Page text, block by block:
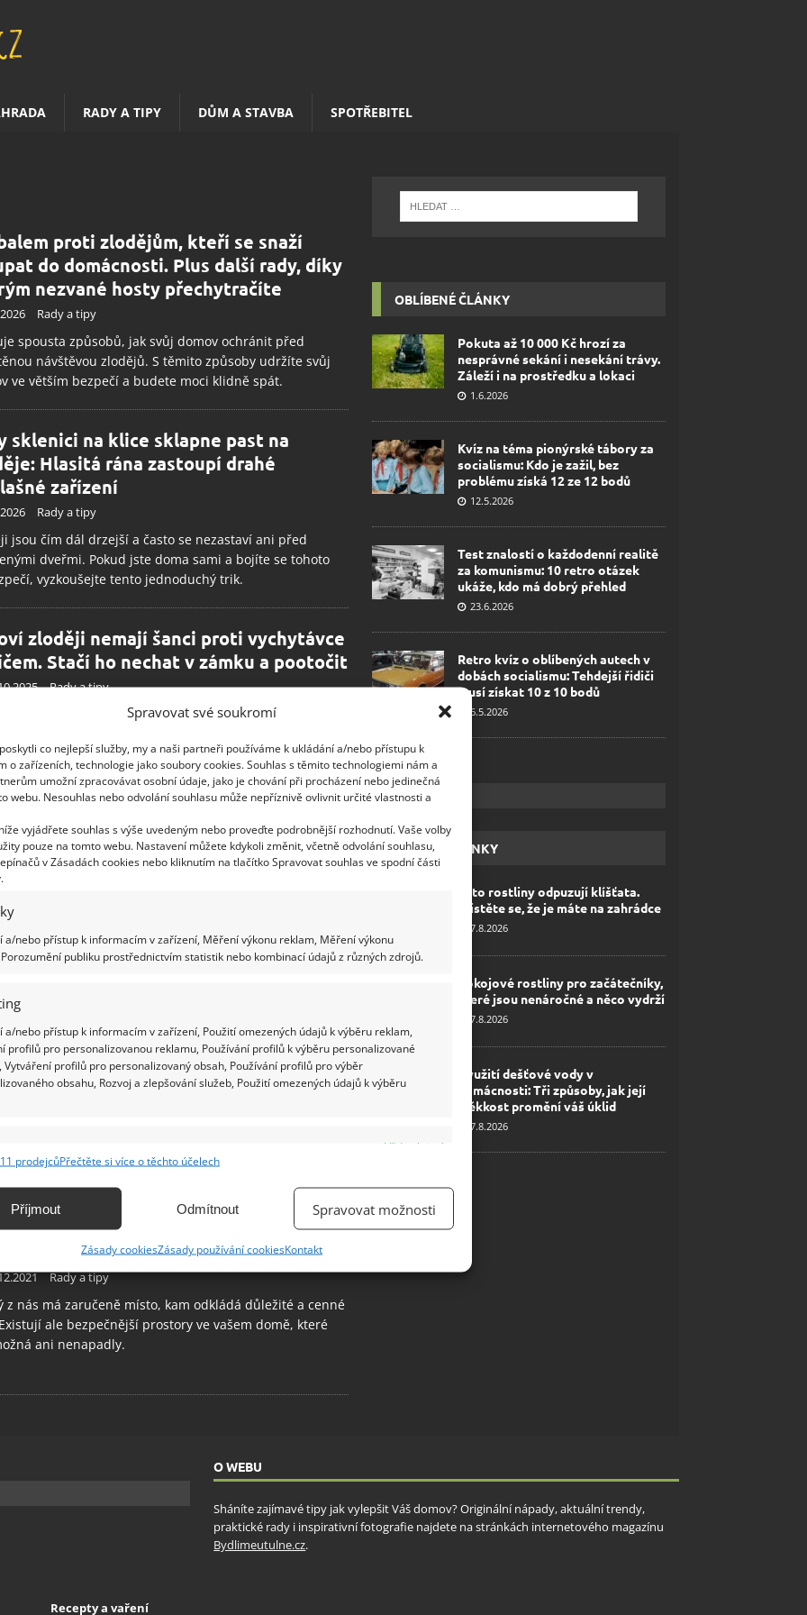
Spravovat své soukromí
co nejlepší služby, my a naši partneři používáme k ukládání a/nebo přístupu k
o zařízeních, technologie jako soubory cookies. Souhlas s těmito technologiemi nám a
umožní zpracovávat osobní údaje, jako je chování při procházení nebo jedinečná
webu. Nesouhlas nebo odvolání souhlasu může nepříznivě ovlivnit určité vlastnosti a
vyjádřete souhlas s výše uvedeným nebo proveďte podrobnější rozhodnutí. Vaše volby
pouze na tomto webu. Nastavení můžete kdykoli změnit, včetně odvolání souhlasu,
v Zásadách cookies nebo kliknutím na tlačítko Spravovat souhlas ve spodní části
a/nebo přístup k informacím v zařízení, Měření výkonu reklam, Měření výkonu
publiku prostřednictvím statistik nebo kombinací údajů z různých zdrojů.
a/nebo přístup k informacím v zařízení, Použití omezených údajů k výběru reklam,
profilů pro personalizovanou reklamu, Používání profilů k výběru personalizované
Vytváření profilů pro personalizovaný obsah, Používání profilů pro výběr
obsahu, Rozvoj a zlepšování služeb, Použití omezených údajů k výběru
Vždy aktivní
zařízení na základě automaticky přenášených informací.
aktivně vyžádaných informací.
bezpečnosti, předcházení a zjišťování podvodů a
chyb, Poskytování a zobrazování reklamy a obsahu,
a sdělování voleb ochrany osobních údajů.
prodejcůPřečtěte si více o těchto účelech
Příjmout Odmítnout Spravovat možnosti
Zásady cookiesZásady používání cookiesKontakt
RADY A TIPY DŮM A STAVBA SPOTŘEBITEL
proti zlodějům, kteří se snaží
do domácnosti. Plus další rady, díky
nezvané hosty přechytračíte
Rady a tipy
spousta způsobů, jak svůj domov ochránit před
návštěvou zlodějů. S těmito způsoby udržíte svůj
ve větším bezpečí a budete moci klidně spát.
sklenici na klice sklapne past na
Hlasitá rána zastoupí drahé
zařízení
Rady a tipy
jsou čím dál drzejší a často se nezastaví ani před
dveřmi. Pokud jste doma sami a bojíte se tohoto
vyzkoušejte tento jednoduchý trik.
zloději nemají šanci proti vychytávce
Stačí ho nechat v zámku a pootočit
Rady a tipy
zloději nezahálejí ani na okamžik. Když zrovna
bezpečí své domácnosti.
prozradila, podle čeho si vybírala
k vloupání. Odradili by ji i psi a
která se v minulosti živila vykrádáním domácností,
které domy pro ni byly tím nejsnazším cílem. Pro
ve dveřích je nová finta zlodějů.
ji k otevírání dveří
Rady a tipy
neustále vymýšlejí nové a nové způsoby, jak se dostat
návštěvou těchto nezvaných hostů.
si bezpečně své cennosti na jedno z
tajných míst ve vaší domácnosti
Rady a tipy
z nás má zaručeně místo, kam odkládá důležité a cenné
ale bezpečnější prostory ve vašem domě, které
ani nenapadly.
OBLÍBENÉ ČLÁNKY
Pokuta až 10 000 Kč hrozí za
nesprávné sekání i nesekání trávy.
Záleží i na prostředku a lokaci
1.6.2026
Kvíz na téma pionýrské tábory za
socialismu: Kdo je zažil, bez
problému získá 12 ze 12 bodů
12.5.2026
Test znalostí o každodenní realitě
za komunismu: 10 retro otázek
ukáže, kdo má dobrý přehled
23.6.2026
Retro kvíz o oblíbených autech v
dobách socialismu: Tehdejší řidiči
musí získat 10 z 10 bodů
6.5.2026
ŽHAVÉ NOVINKY
Tyto rostliny odpuzují klíšťata.
Ujistěte se, že je máte na zahrádce
7.8.2026
Pokojové rostliny pro začátečníky,
které jsou nenáročné a něco vydrží
7.8.2026
Využití dešťové vody v
domácnosti: Tři způsoby, jak její
měkkost promění váš úklid
7.8.2026
O WEBU
Sháníte zajímavé tipy jak vylepšit Váš domov? Originální nápady, aktuální trendy,
praktické rady i inspirativní fotografie najdete na stránkách internetového magazínu
Bydlimeutulne.cz.
Recepty a vaření